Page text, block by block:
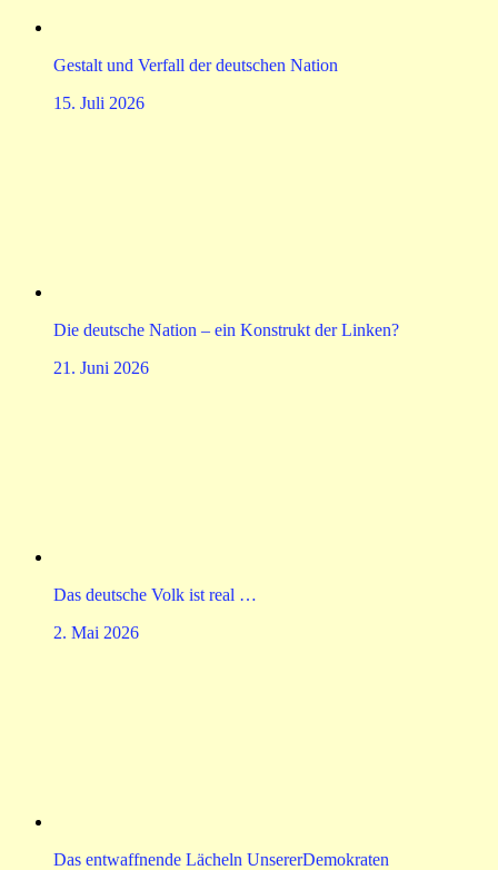
Gestalt und Verfall der deutschen Nation
15. Juli 2026
Die deutsche Nation – ein Konstrukt der Linken?
21. Juni 2026
Das deutsche Volk ist real …
2. Mai 2026
Das entwaffnende Lächeln UnsererDemokraten